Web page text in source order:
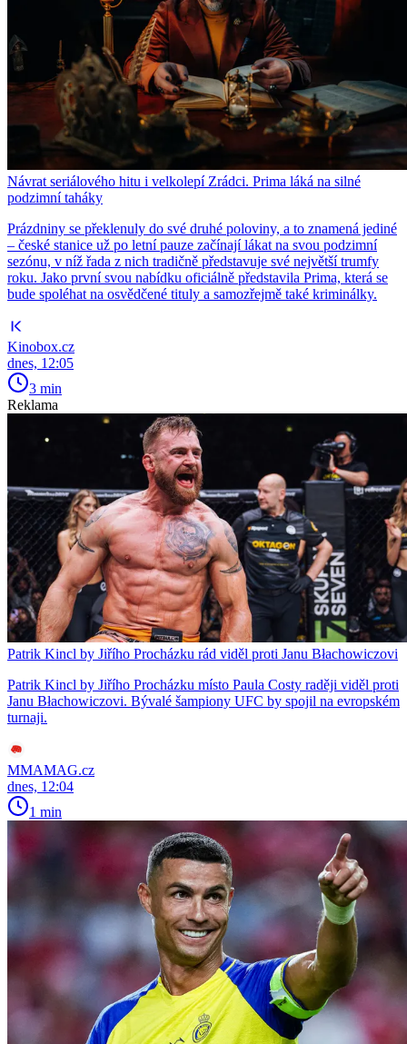
Návrat seriálového hitu i velkolepí Zrádci. Prima láká na silné
podzimní taháky
Prázdniny se překlenuly do své druhé poloviny, a to znamená jediné
– české stanice už po letní pauze začínají lákat na svou podzimní
sezónu, v níž řada z nich tradičně představuje své největší trumfy
roku. Jako první svou nabídku oficiálně představila Prima, která se
bude spoléhat na osvědčené tituly a samozřejmě také kriminálky.
Kinobox.cz
dnes, 12:05
3 min
Reklama
Patrik Kincl by Jiřího Procházku rád viděl proti Janu Błachowiczovi
Patrik Kincl by Jiřího Procházku místo Paula Costy raději viděl proti
Janu Błachowiczovi. Bývalé šampiony UFC by spojil na evropském
turnaji.
MMAMAG.cz
dnes, 12:04
1 min